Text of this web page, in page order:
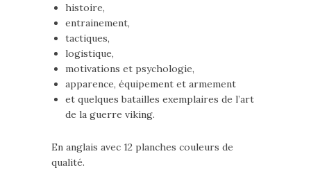
histoire,
entrainement,
tactiques,
logistique,
motivations et psychologie,
apparence, équipement et armement
et quelques batailles exemplaires de l’art
de la guerre viking.
En anglais avec 12 planches couleurs de
qualité.